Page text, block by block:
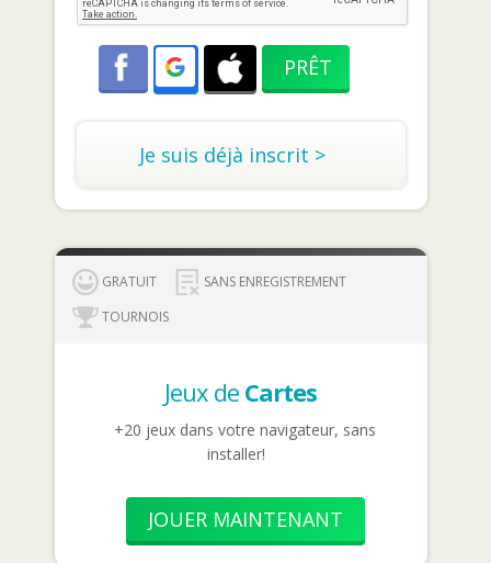
Je suis déjà inscrit >
GRATUIT
SANS ENREGISTREMENT
TOURNOIS
Jeux de Cartes
+20 jeux dans votre navigateur, sans
installer!
JOUER MAINTENANT